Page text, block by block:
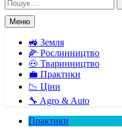
Меню
🚜 Земля
🌽 Рослинництво
🐽 Тваринництво
💼 Практики
📉 Ціни
🔧 Agro & Auto
Практики